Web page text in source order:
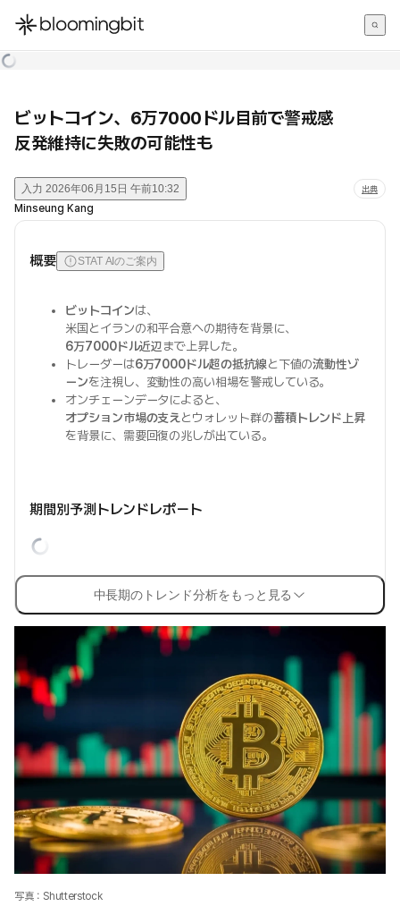
한국어
ビットコイン、6万7000ドル目前で警戒感
反発維持に失敗の可能性も
入力 2026年06月15日 午前10:32 出典
Minseung Kang
概要 STAT AIのご案内
ビットコインは、
米国とイランの和平合意への期待を背景に、
6万7000ドル近辺まで上昇した。
トレーダーは6万7000ドル超の抵抗線と下値の流動性ゾ
ーンを注視し、変動性の高い相場を警戒している。
オンチェーンデータによると、
オプション市場の支えとウォレット群の蓄積トレンド上昇
を背景に、需要回復の兆しが出ている。
期間別予測トレンドレポート
中長期のトレンド分析をもっと見る
写真：Shutterstock